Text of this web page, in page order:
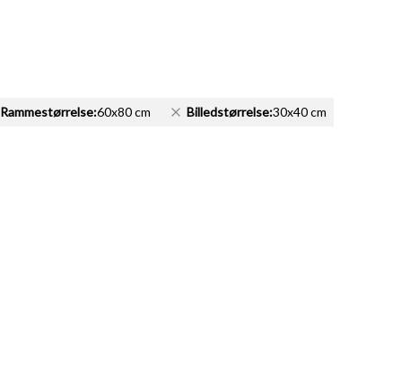
Rammestørrelse:60x80 cm Billedstørrelse:30x40 cm